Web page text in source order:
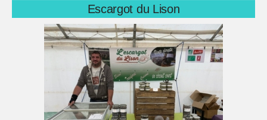
Escargot du Lison